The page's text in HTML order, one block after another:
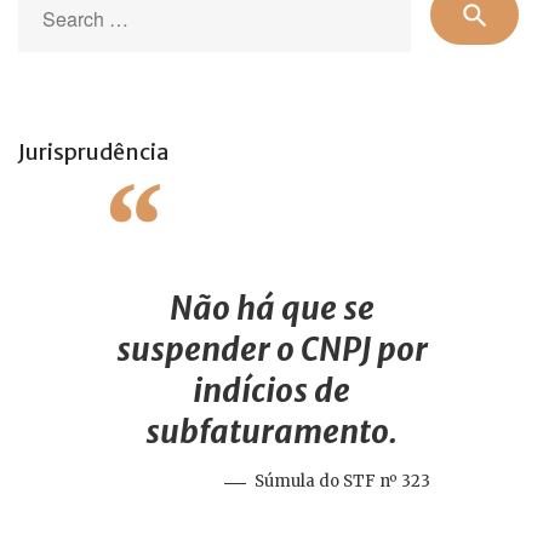
for:
search
Jurisprudência
Não há que se
suspender o CNPJ por
indícios de
subfaturamento.
Súmula do STF nº 323